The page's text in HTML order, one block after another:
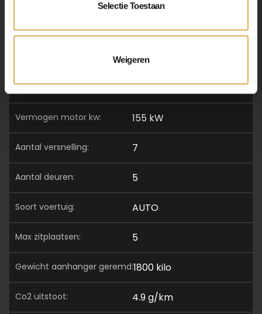
Selectie Toestaan
Weigeren
breedte: 187 cm
165 cm
vermogen motor pk: 211 pk
vermogen motor kw: 155 kW
aantal versnelling: 7
aantal deuren: 5
soort voertuig: AUTO
max zitplaatsen: 5
gewicht aanhanger geremd:1800 kilo
co2 uitstoot: 4.9 g/km